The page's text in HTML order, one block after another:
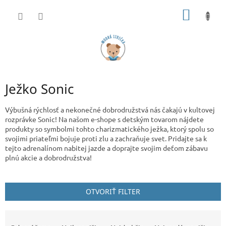
Ježko Sonic
Výbušná rýchlosť a nekonečné dobrodružstvá nás čakajú v kultovej
rozprávke Sonic! Na našom e-shope s detským tovarom nájdete
produkty so symbolmi tohto charizmatického ježka, ktorý spolu so
svojimi priateľmi bojuje proti zlu a zachraňuje svet. Pridajte sa k
tejto adrenalínom nabitej jazde a doprajte svojim deťom zábavu
plnú akcie a dobrodružstva!
OTVORIŤ FILTER